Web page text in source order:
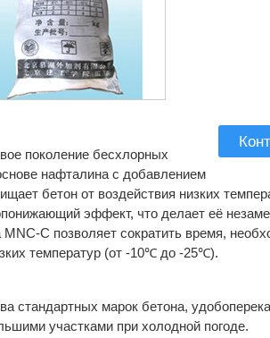
поколение бесхлорных
нафталина с добавлением
бетон от воздействия низких
эффект, что делает её
C позволяет сократить время,
температур (от -10℃ до -25℃).
стандартных марок бетона,
участками при холодной погоде.